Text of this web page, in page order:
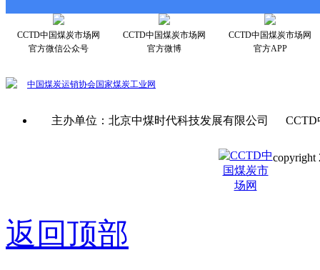
CCTD中国煤炭市场网
官方微信公众号
CCTD中国煤炭市场网
官方微博
CCTD中国煤炭市场网
官方APP
中国煤炭运销协会国家煤炭工业网
主办单位：北京中煤时代科技发展有限公司
copyright
返回顶部